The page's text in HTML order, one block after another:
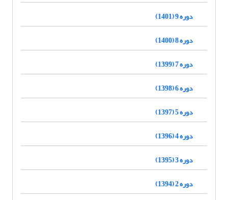
دوره 9 (1401)
دوره 8 (1400)
دوره 7 (1399)
دوره 6 (1398)
دوره 5 (1397)
دوره 4 (1396)
دوره 3 (1395)
دوره 2 (1394)